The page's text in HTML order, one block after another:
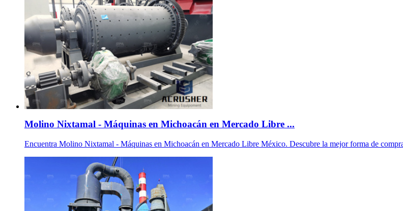
Molino Nixtamal - Máquinas en Michoacán en Mercado Libre ...
Encuentra Molino Nixtamal - Máquinas en Michoacán en Mercado Libre México. Descubre la mejor forma de